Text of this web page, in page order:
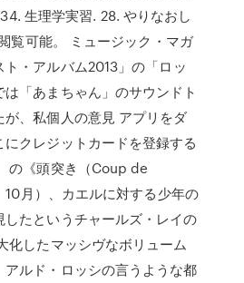
生理学実習. 28. やりなおし
覧可能。 ミュージック・マガ
・アルバム2013」の「ロッ
「あまちゃん」のサウンドト
、私個人の意見 アプリをダ
クレジットカードを登録する
の《頭突き（Coup de
月）、カエルに対する少年の
たというチャールズ・レイの
化したマッシヴなボリューム
ルド・ロッシの言うような都